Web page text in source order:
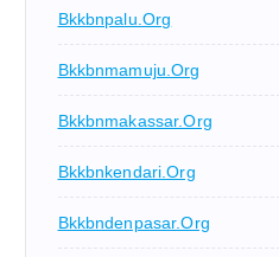
Bkkbnpalu.org
Bkkbnmamuju.org
Bkkbnmakassar.org
Bkkbnkendari.org
Bkkbndenpasar.org